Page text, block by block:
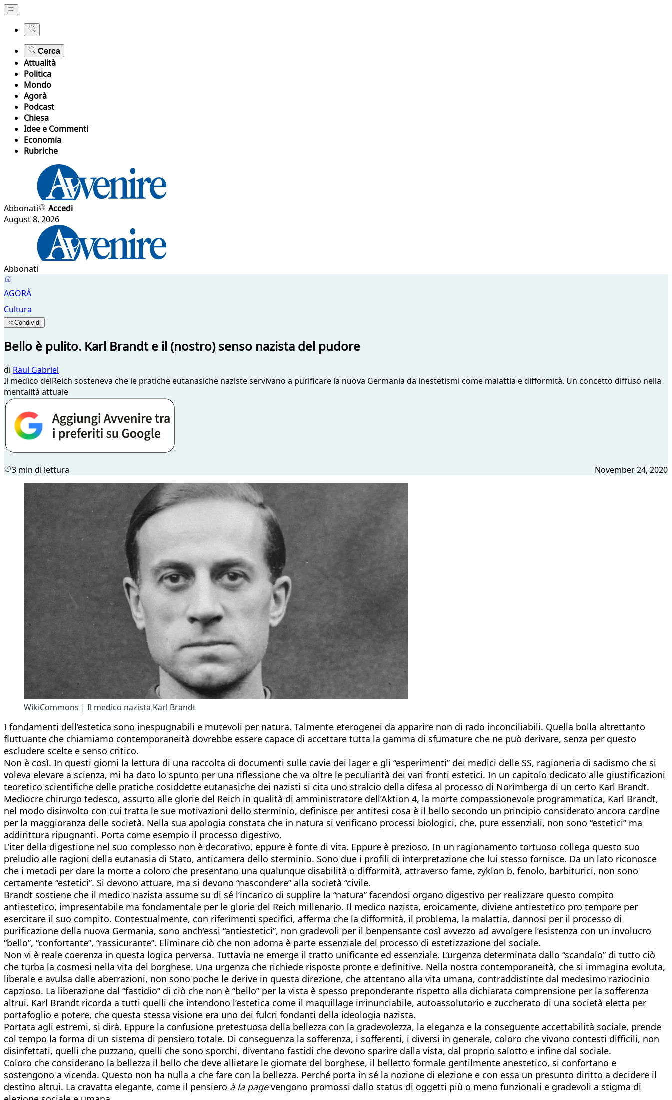
Cerca
Attualità
Politica
Mondo
Agorà
Podcast
Chiesa
Idee e Commenti
Economia
Rubriche
Abbonati
Accedi
August 8, 2026
Abbonati
AGORÀ
Cultura
Condividi
Bello è pulito. Karl Brandt e il (nostro) senso nazista del pudore
di Raul Gabriel
Il medico delReich sosteneva che le pratiche eutanasiche naziste servivano a purificare la nuova Germania da inestetismi come malattia e difformità. Un concetto diffuso nella
mentalità attuale
3 min di lettura November 24, 2020
WikiCommons | Il medico nazista Karl Brandt
I fondamenti dell’estetica sono inespugnabili e mutevoli per natura. Talmente eterogenei da apparire non di rado inconciliabili. Quella bolla altrettanto
fluttuante che chiamiamo contemporaneità dovrebbe essere capace di accettare tutta la gamma di sfumature che ne può derivare, senza per questo
escludere scelte e senso critico.
Non è così. In questi giorni la lettura di una raccolta di documenti sulle cavie dei lager e gli “esperimenti” dei medici delle SS, ragioneria di sadismo che si
voleva elevare a scienza, mi ha dato lo spunto per una riflessione che va oltre le peculiarità dei vari fronti estetici. In un capitolo dedicato alle giustificazioni
teoretico scientifiche delle pratiche cosiddette eutanasiche dei nazisti si cita uno stralcio della difesa al processo di Norimberga di un certo Karl Brandt.
Mediocre chirurgo tedesco, assurto alle glorie del Reich in qualità di amministratore dell’Aktion 4, la morte compassionevole programmatica, Karl Brandt,
nel modo disinvolto con cui tratta le sue motivazioni dello sterminio, definisce per antitesi cosa è il bello secondo un principio considerato ancora cardine
per la maggioranza delle società. Nella sua apologia constata che in natura si verificano processi biologici, che, pure essenziali, non sono “estetici” ma
addirittura ripugnanti. Porta come esempio il processo digestivo.
L’iter della digestione nel suo complesso non è decorativo, eppure è fonte di vita. Eppure è prezioso. In un ragionamento tortuoso collega questo suo
preludio alle ragioni della eutanasia di Stato, anticamera dello sterminio. Sono due i profili di interpretazione che lui stesso fornisce. Da un lato riconosce
che i metodi per dare la morte a coloro che presentano una qualunque disabilità o difformità, attraverso fame, zyklon b, fenolo, barbiturici, non sono
certamente “estetici”. Si devono attuare, ma si devono “nascondere” alla società “civile.
Brandt sostiene che il medico nazista assume su di sé l’incarico di supplire la “natura” facendosi organo digestivo per realizzare questo compito
antiestetico, impresentabile ma fondamentale per le glorie del Reich millenario. Il medico nazista, eroicamente, diviene antiestetico pro tempore per
esercitare il suo compito. Contestualmente, con riferimenti specifici, afferma che la difformità, il problema, la malattia, dannosi per il processo di
purificazione della nuova Germania, sono anch’essi “antiestetici”, non gradevoli per il benpensante così avvezzo ad avvolgere l’esistenza con un involucro
“bello”, “confortante”, “rassicurante”. Eliminare ciò che non adorna è parte essenziale del processo di estetizzazione del sociale.
Non vi è reale coerenza in questa logica perversa. Tuttavia ne emerge il tratto unificante ed essenziale. L’urgenza determinata dallo “scandalo” di tutto ciò
che turba la cosmesi nella vita del borghese. Una urgenza che richiede risposte pronte e definitive. Nella nostra contemporaneità, che si immagina evoluta,
liberale e avulsa dalle aberrazioni, non sono poche le derive in questa direzione, che attentano alla vita umana, contraddistinte dal medesimo raziocinio
capzioso. La liberazione dal “fastidio” di ciò che non è “bello” per la vista è spesso preponderante rispetto alla dichiarata comprensione per la sofferenza
altrui. Karl Brandt ricorda a tutti quelli che intendono l’estetica come il maquillage irrinunciabile, autoassolutorio e zuccherato di una società eletta per
portafoglio e potere, che questa stessa visione era uno dei fulcri fondanti della ideologia nazista.
Portata agli estremi, si dirà. Eppure la confusione pretestuosa della bellezza con la gradevolezza, la eleganza e la conseguente accettabilità sociale, prende
col tempo la forma di un sistema di pensiero totale. Di conseguenza la sofferenza, i sofferenti, i diversi in generale, coloro che vivono contesti difficili, non
disinfettati, quelli che puzzano, quelli che sono sporchi, diventano fastidi che devono sparire dalla vista, dal proprio salotto e infine dal sociale.
Coloro che considerano la bellezza il bello che deve allietare le giornate del borghese, il belletto formale gentilmente anestetico, si confortano e
sostengono a vicenda. Questo non ha nulla a che fare con la bellezza. Perché porta in sé la nozione di elezione e con essa un presunto diritto a decidere il
destino altrui. La cravatta elegante, come il pensiero à la pagevengono promossi dallo status di oggetti più o meno funzionali e gradevoli a stigma di